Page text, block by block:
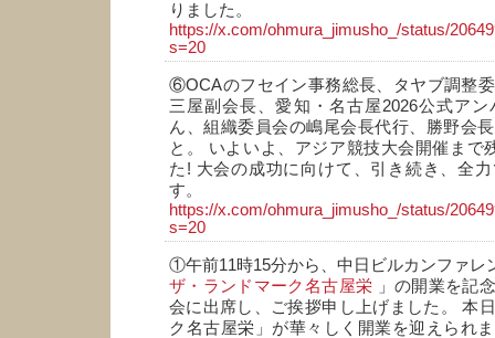
りました。
https://x.com/ohmura_jimusho_/status/
s=20
⑥OCAのフセイン事務総長、タヤブ調整
三屋副会長、愛知・名古屋2026公式ア
ん、組織委員会の嶋尾会長代行、勝野会
と。 いよいよ、アジア競技大会開催まで
た! 大会の成功に向けて、引き続き、全
す。
https://x.com/ohmura_jimusho_/status/
s=20
①午前11時15分から、中日ビルカンファレ
ザ・ランドマーク名古屋栄 」の開業を記
会に出席し、ご挨拶申し上げました。 本
ク名古屋栄」が華々しく開業を迎えられ